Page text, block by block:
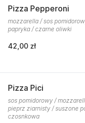
Pizza Pepperoni
mozzarella / sos
papryka / czarne oliwki
42,00 zł
Pizza Pici
sos pomidorowy /
pieprz ziarnisty / suszone
czosnkowa